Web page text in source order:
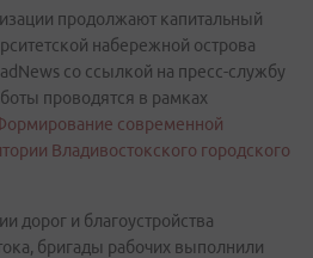
продолжают капитальный
набережной острова
со ссылкой на пресс-службу
проводятся в рамках
современной
Владивостокского городского
дорог и благоустройства
бригады рабочих выполнили